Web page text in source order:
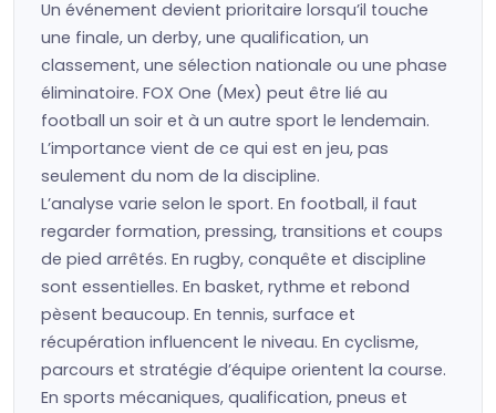
Un événement devient prioritaire lorsqu’il touche
une finale, un derby, une qualification, un
classement, une sélection nationale ou une phase
éliminatoire. FOX One (Mex) peut être lié au
football un soir et à un autre sport le lendemain.
L’importance vient de ce qui est en jeu, pas
seulement du nom de la discipline.
L’analyse varie selon le sport. En football, il faut
regarder formation, pressing, transitions et coups
de pied arrêtés. En rugby, conquête et discipline
sont essentielles. En basket, rythme et rebond
pèsent beaucoup. En tennis, surface et
récupération influencent le niveau. En cyclisme,
parcours et stratégie d’équipe orientent la course.
En sports mécaniques, qualification, pneus et